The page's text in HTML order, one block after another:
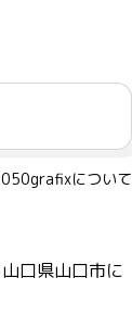
について
口県山口市に